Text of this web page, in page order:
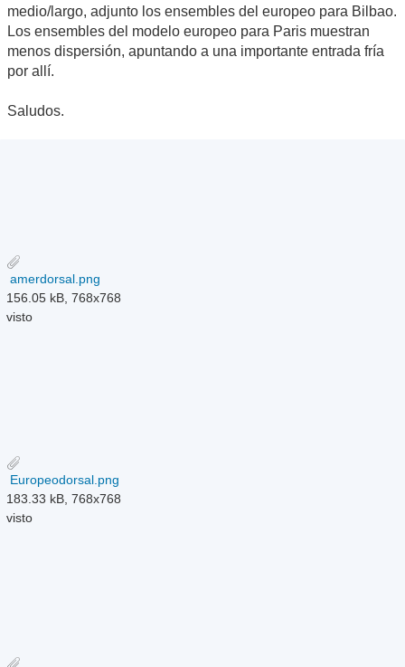
medio/largo, adjunto los ensembles del europeo para Bilbao.
Los ensembles del modelo europeo para Paris muestran
menos dispersión, apuntando a una importante entrada fría
por allí.
Saludos.
amerdorsal.png
156.05 kB, 768x768
visto
Europeodorsal.png
183.33 kB, 768x768
visto